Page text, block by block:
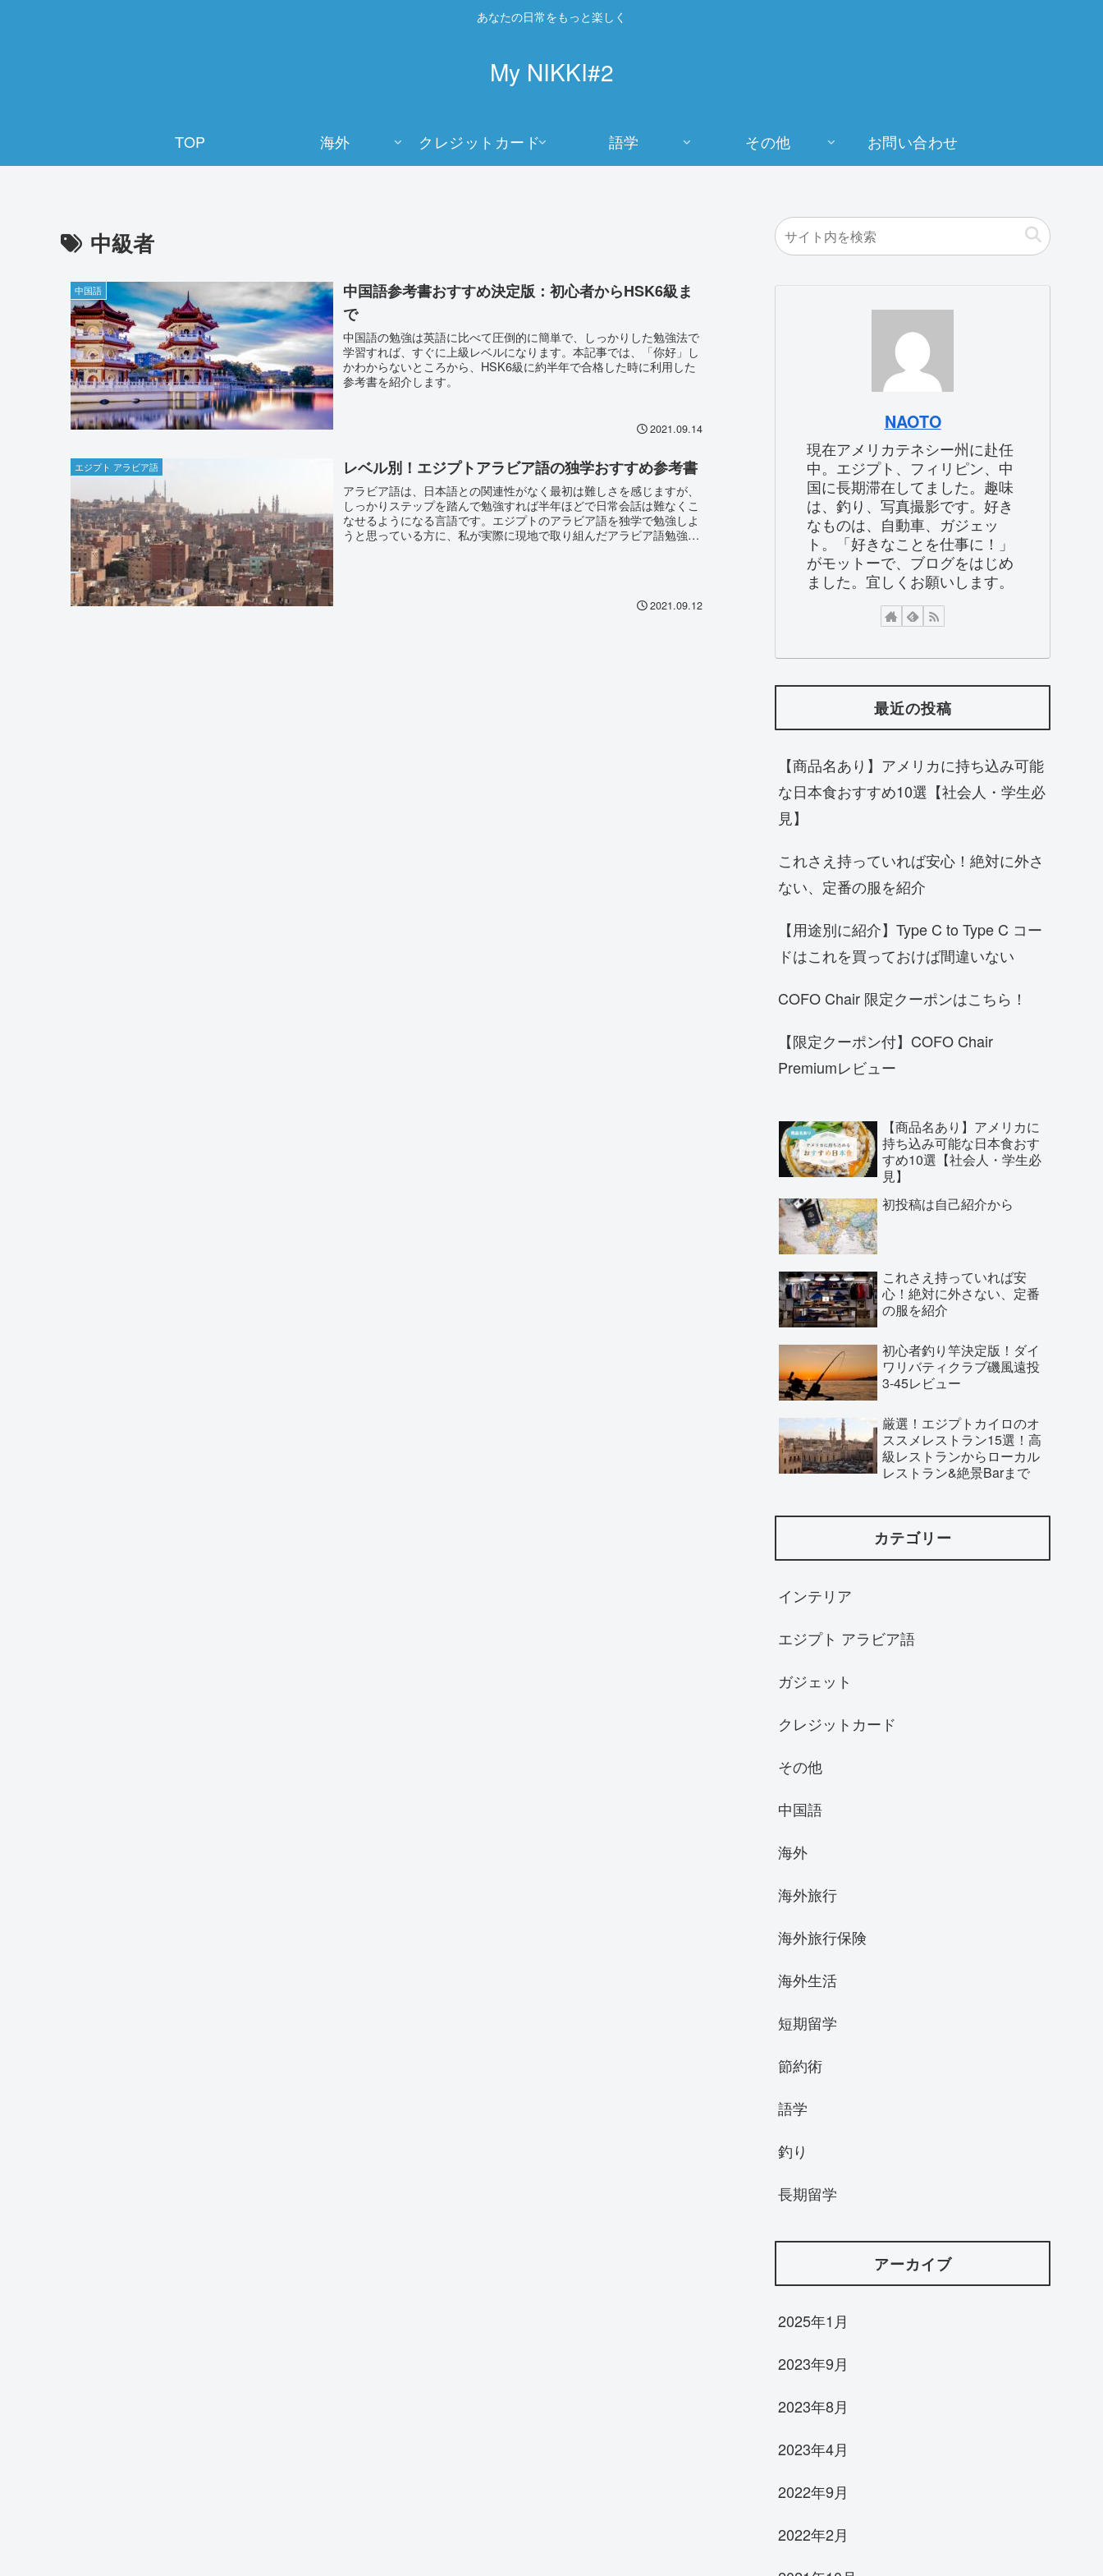
あなたの日常をもっと楽しく
My NIKKI#2
TOP 海外 クレジットカード 語学 その他 お問い合わせ
中級者
中国語
中国語参考書おすすめ決定版：初心者からHSK6級ま
で
中国語の勉強は英語に比べて圧倒的に簡単で、しっかりした勉強法で
学習すれば、すぐに上級レベルになります。本記事では、「你好」し
かわからないところから、HSK6級に約半年で合格した時に利用した
参考書を紹介します。
2021.09.14
エジプト アラビア語 レベル別！エジプトアラビア語の独学おすすめ参考書
アラビア語は、日本語との関連性がなく最初は難しさを感じますが、
しっかりステップを踏んで勉強すれば半年ほどで日常会話は難なくこ
なせるようになる言語です。エジプトのアラビア語を独学で勉強しよ
うと思っている方に、私が実際に現地で取り組んだアラビア語勉強法
2021.09.12
NAOTO
現在アメリカテネシー州に赴任
中。エジプト、フィリピン、中
国に長期滞在してました。趣味
は、釣り、写真撮影です。好き
なものは、自動車、ガジェッ
ト。「好きなことを仕事に！」
がモットーで、ブログをはじめ
ました。宜しくお願いします。
最近の投稿
【商品名あり】アメリカに持ち込み可能
な日本食おすすめ10選【社会人・学生必
見】
これさえ持っていれば安心！絶対に外さ
ない、定番の服を紹介
【用途別に紹介】Type C to Type C コー
ドはこれを買っておけば間違いない
COFO Chair 限定クーポンはこちら！
【限定クーポン付】COFO Chair
Premiumレビュー
【商品名あり】アメリカに
持ち込み可能な日本食おす
すめ10選【社会人・学生必
見】
初投稿は自己紹介から
これさえ持っていれば安
心！絶対に外さない、定番
の服を紹介
初心者釣り竿決定版！ダイ
ワリバティクラブ磯風遠投
3-45レビュー
厳選！エジプトカイロのオ
ススメレストラン15選！高
級レストランからローカル
レストラン&絶景Barまで
カテゴリー
インテリア
エジプト アラビア語
ガジェット
クレジットカード
その他
中国語
海外
海外旅行
海外旅行保険
海外生活
短期留学
節約術
語学
釣り
長期留学
アーカイブ
2025年1月
2023年9月
2023年8月
2023年4月
2022年9月
2022年2月